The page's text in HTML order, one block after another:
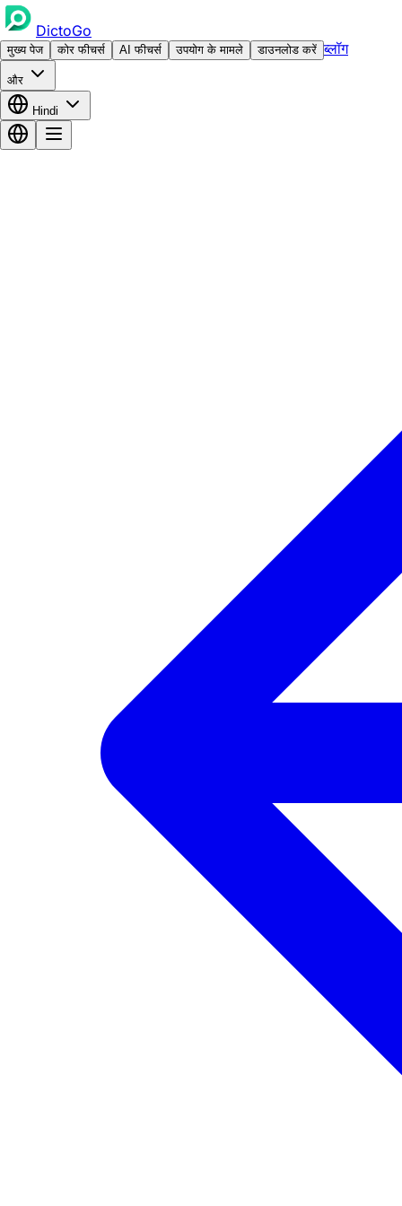
DictoGo
मुख्य पेज कोर फीचर्स AI फीचर्स उपयोग के मामले डाउनलोड करें ब्लॉग
और
Hindi